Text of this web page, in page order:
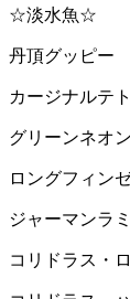
☆淡水魚☆
丹頂グッピー
カージナルテ
グリーンネオ
ロングフィン
ジャーマンラ
コリドラス・